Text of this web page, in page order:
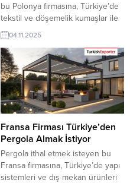
bu Polonya firmasına, Türkiye’de
tekstil ve döşemelik kumaşlar ile
velür kumaş üreticisi veya
tedarikçisi olan ihracatçı firmalar
teklif sunabilirler. Yeni bir ihracat
pazarı fırsatı olan bu alım ilanının
iletişim bilgilerine TurkishExporter
VIP üyeleri ile TE üyelik kredisi
sahibi ihracat şirketleri
erişebilmektedir. ➤ Bu ithalat
alım...
04.11.2025
Fransa Firması Türkiye’den
Pergola Almak İstiyor
Pergola ithal etmek isteyen bu
Fransa firmasına, Türkiye’de yapı
sistemleri ve dış mekan ürünleri